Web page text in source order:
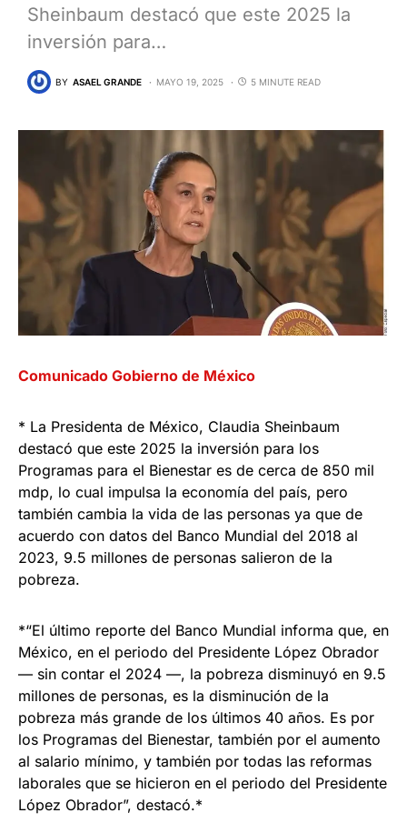
Sheinbaum destacó que este 2025 la
inversión para…
BY ASAEL GRANDE MAYO 19, 2025 5 MINUTE READ
Comunicado Gobierno de México
* La Presidenta de México, Claudia Sheinbaum
destacó que este 2025 la inversión para los
Programas para el Bienestar es de cerca de 850 mil
mdp, lo cual impulsa la economía del país, pero
también cambia la vida de las personas ya que de
acuerdo con datos del Banco Mundial del 2018 al
2023, 9.5 millones de personas salieron de la
pobreza.
*“El último reporte del Banco Mundial informa que, en
México, en el periodo del Presidente López Obrador
— sin contar el 2024 —, la pobreza disminuyó en 9.5
millones de personas, es la disminución de la
pobreza más grande de los últimos 40 años. Es por
los Programas del Bienestar, también por el aumento
al salario mínimo, y también por todas las reformas
laborales que se hicieron en el periodo del Presidente
López Obrador”, destacó.*